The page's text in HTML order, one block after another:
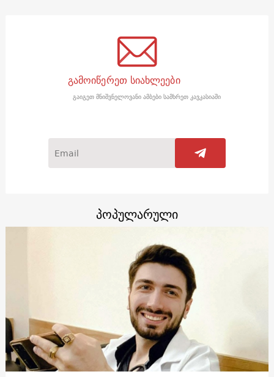
გამოიწერეთ სიახლეები
გაიგეთ მნიშვნელოვანი ამბები სამხრეთ კავკასიაში
პოპულარული